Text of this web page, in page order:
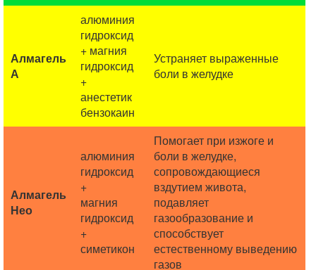
Алмагель
А
алюминия
гидроксид
+ магния
гидроксид
+
анестетик
бензокаин
Устраняет выраженные
боли в желудке
Алмагель
Нео
алюминия
гидроксид
+
магния
гидроксид
+
симетикон
Помогает при изжоге и
боли в желудке,
сопровождающиеся
вздутием живота,
подавляет
газообразование и
способствует
естественному выведению
газов